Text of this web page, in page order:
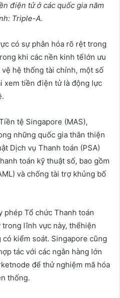
n điện tử ởcác quốc gia năm
Triple-A.
có sự phân hóa rõ rệt trong
khi các nền kinh tếlớn ưu
hệ thống tài chính, một số
xem tiền điện tử là động lực
tệ Singapore (MAS),
những quốc gia thân thiện
Dịch vụ Thanh toán (PSA)
toán kỹ thuật số, bao gồm
và chống tài trợ khủng bố
phép Tổ chức Thanh toán
lĩnh vực này, thểhiện
kiểm soát. Singapore cũng
tác với các ngân hàng lớn
để thử nghiệm mã hóa
thống.